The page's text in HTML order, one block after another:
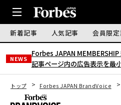
新着記事 人気記事 会員限
NEWS
Forbes JAPAN MEMBERSHIP
記事ページ内の広告表示を最
トップ Forbes JAPAN BrandVoice